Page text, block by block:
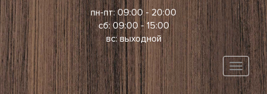
пн-пт: 09:00 - 20:00
сб: 09:00 - 15:00
вс: выходной
Toggle